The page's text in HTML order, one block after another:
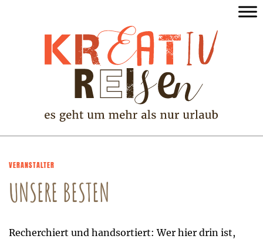
VERANSTALTER
UNSERE BESTEN
Recherchiert und handsortiert: Wer hier drin ist,